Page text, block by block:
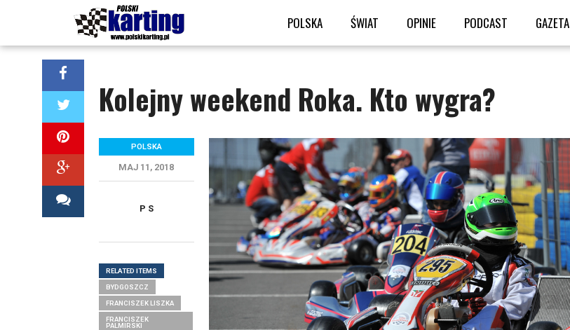
POLSKA ŚWIAT OPINIE PODCAST GAZETA
Kolejny weekend Roka. Kto wygra?
POLSKA
MAJ 11, 2018
P S
RELATED ITEMS
BYDGOSZCZ
FRANCISZEK LISZKA
FRANCISZEK
PALMIRSKI